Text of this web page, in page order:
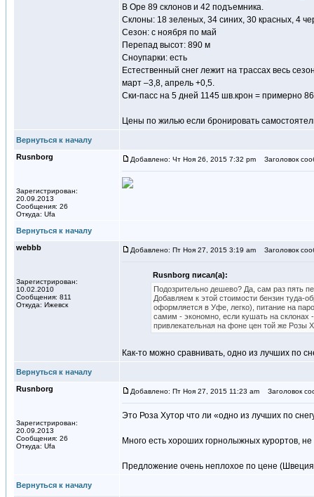
В Оре 89 склонов и 42 подъемника.
Склоны: 18 зеленых, 34 синих, 30 красных, 4
Сезон: с ноября по май
Перепад высот: 890 м
Сноупарки: есть
Естественный снег лежит на трассах весь
март –3,8, апрель +0,5.
Ски-пасс на 5 дней 1145 шв.крон = примерно
Цены по жилью если бронировать
Вернуться к началу
Rusnborg
Зарегистрирован:
20.09.2013
Сообщения: 26
Откуда: Ufa
Добавлено: Чт Ноя 26, 2015 7:32 pm Заголовок
Вернуться к началу
webbb
Зарегистрирован:
10.02.2010
Сообщения: 811
Откуда: Ижевск
Добавлено: Пт Ноя 27, 2015 3:19 am Заголовок
Rusnborg писал(а):
Подозрительно дешево? Да, сам раз пять
Добавляем к этой стоимости бензин туда-
оформляется в Уфе, легко), питание на
самим - экономно, если кушать на склонах
привлекательная на фоне цен той же Розы
Как-то можно сравнивать, одно из лучших по
Вернуться к началу
Rusnborg
Зарегистрирован:
20.09.2013
Сообщения: 26
Откуда: Ufa
Добавлено: Пт Ноя 27, 2015 11:23 am Заголовок
Это Роза Хутор что ли «одно из лучших по
Много есть хороших горнолыжных курортов,
Предложение очень неплохое по цене
Вернуться к началу